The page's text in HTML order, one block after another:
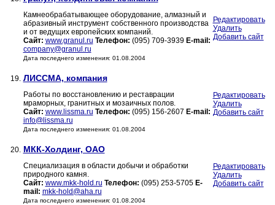
Камнеобрабатывающее оборудование, алмазный и
абразивный инструмент собственного производства
и от ведущих европейских компаний.
Сайт: www.granul.ru Телефон: (095) 709-3939 E-mail:
company@granul.ru
Дата последнего изменения: 01.08.2004
Редактировать
Удалить
Добавить сайт
19. ЛИССМА, компания
Работы по восстановлению и реставрации
мраморных, гранитных и мозаичных полов.
Сайт: www.lissma.ru Телефон: (095) 156-2607 E-mail:
info@lissma.ru
Дата последнего изменения: 01.08.2004
Редактировать
Удалить
Добавить сайт
20. МКК-Холдинг, ОАО
Специализация в области добычи и обработки
природного камня.
Сайт: www.mkk-hold.ru Телефон: (095) 253-5705 E-
mail: mkk-hold@aha.ru
Дата последнего изменения: 01.08.2004
Редактировать
Удалить
Добавить сайт